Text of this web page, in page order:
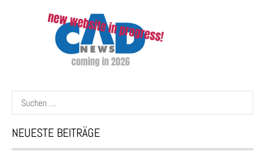
Suchen
nach:
NEUESTE BEITRÄGE